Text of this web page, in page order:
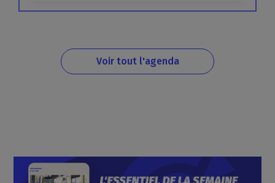
Voir tout l'agenda